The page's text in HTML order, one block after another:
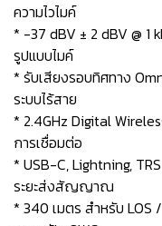
ความไวไมค์
* -37 dBV ± 2 dBV @ 1
รูปแบบไมค์
* รับเสียงรอบทิศทาง
ระบบไร้สาย
* 2.4GHz Digital
การเชื่อมต่อ
* USB-C, Lightning,
ระยะส่งสัญญาณ
* 340 เมตร สำหรับ LOS